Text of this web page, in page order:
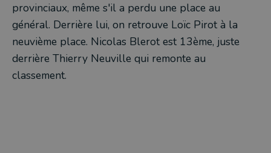
provinciaux, même s'il a perdu une place au
général. Derrière lui, on retrouve Loïc Pirot à la
neuvième place. Nicolas Blerot est 13ème, juste
derrière Thierry Neuville qui remonte au
classement.